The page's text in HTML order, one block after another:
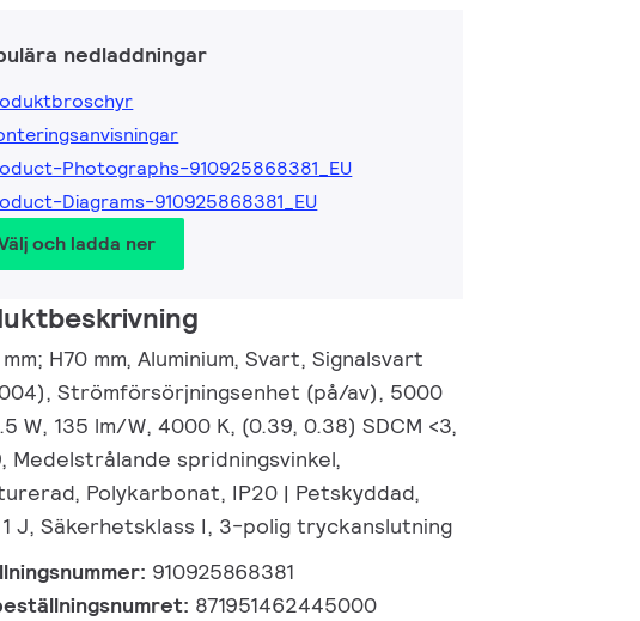
nedladdningar
Photographs-910925868381_EU
Diagrams-910925868381_EU
och ladda ner
mm; H70 mm, Aluminium, Svart, Signalsvart
Strömförsörjningsenhet (på/av), 5000
W, 135 lm/W, 4000 K, (0.39, 0.38) SDCM <3,
Medelstrålande spridningsvinkel,
Polykarbonat, IP20 | Petskyddad,
1 J, Säkerhetsklass I, 3-polig tryckanslutning
910925868381
871951462445000